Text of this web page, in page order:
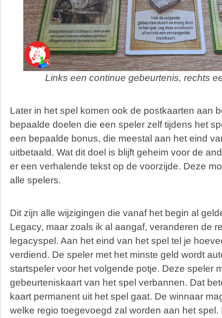
Links een continue gebeurtenis, rechts
Later in het spel komen ook de postkaarten aan
bepaalde doelen die een speler zelf tijdens het
een bepaalde bonus, die meestal aan het eind
uitbetaald. Wat dit doel is blijft geheim voor de
er een verhalende tekst op de voorzijde. Deze
alle spelers.
Dit zijn alle wijzigingen die vanaf het begin al
Legacy, maar zoals ik al aangaf, veranderen de
legacyspel. Aan het eind van het spel tel je
verdiend. De speler met het minste geld wordt
startspeler voor het volgende potje. Deze speler
gebeurteniskaart van het spel verbannen. Dat
kaart permanent uit het spel gaat. De winnaar
welke regio toegevoegd zal worden aan het spel.